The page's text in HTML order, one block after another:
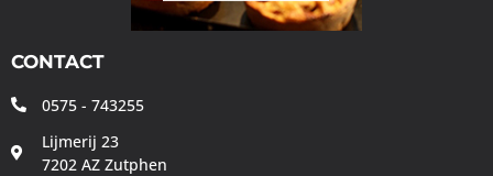
CONTACT
0575 - 743255
Lijmerij 23
7202 AZ Zutphen